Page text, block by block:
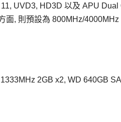
UVD3, HD3D 以及 APU Dual
面, 則預設為 800MHz/
2GB x2, WD 640GB